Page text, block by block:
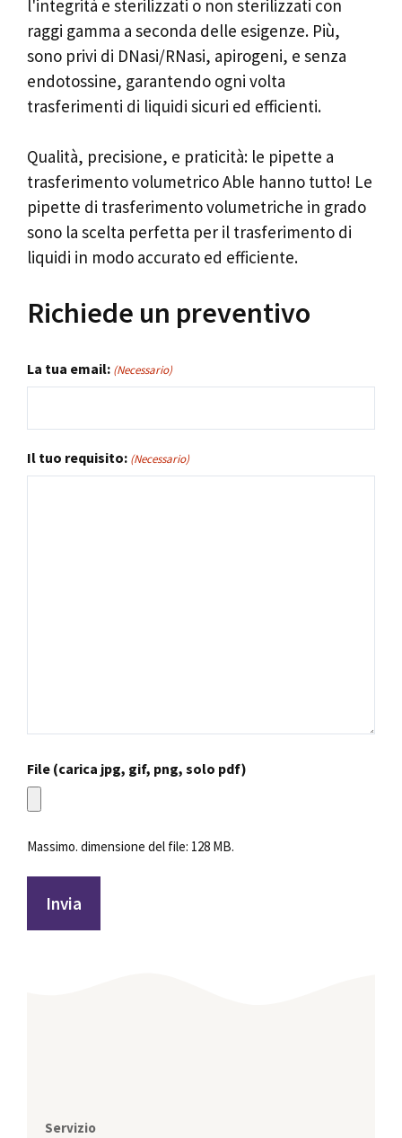
l'integrità e sterilizzati o non sterilizzati con
raggi gamma a seconda delle esigenze. Più,
sono privi di DNasi/RNasi, apirogeni, e senza
endotossine, garantendo ogni volta
trasferimenti di liquidi sicuri ed efficienti.
Qualità, precisione, e praticità: le pipette a
trasferimento volumetrico Able hanno tutto! Le
pipette di trasferimento volumetriche in grado
sono la scelta perfetta per il trasferimento di
liquidi in modo accurato ed efficiente.
Richiede un preventivo
La tua email: (Necessario)
Il tuo requisito: (Necessario)
File (carica jpg, gif, png, solo pdf)
Massimo. dimensione del file: 128 MB.
Servizio